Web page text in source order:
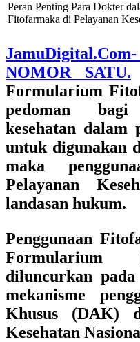
Peran Penting Para Dokter
Fitofarmaka di Pelayanan
NOMOR SATU.
Formularium
pedoman
kesehatan dalam
untuk digunakan
maka
Pelayanan
landasan hukum.
Penggunaan
Formularium
diluncurkan
mekanisme
Khusus (DAK)
Kesehatan